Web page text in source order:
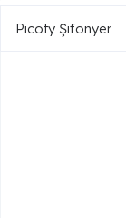
Picoty Şifonyer